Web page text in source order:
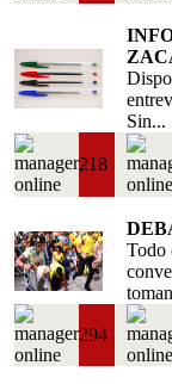
Sin...
218
Todo
294